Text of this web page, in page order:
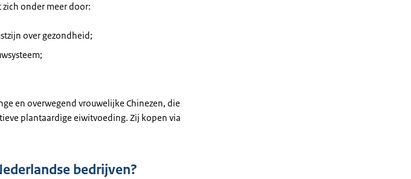
onder meer door:
over gezondheid;
en overwegend vrouwelijke Chinezen, die
plantaardige eiwitvoeding. Zij kopen via
bedrijven?